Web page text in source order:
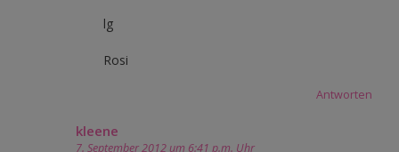
lg
Rosi
Antworten
kleene
7. September 2012 um 6:41 p.m. Uhr